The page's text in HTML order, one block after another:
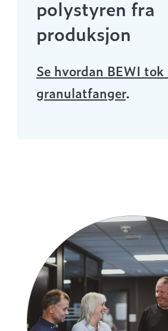
polystyren fra
produksjon
Se hvordan BEWI
granulatfanger.